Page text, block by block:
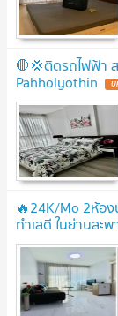
🛑💢ติดรถไฟฟ้า
Pahholyothin
🔥24K/Mo 2ห้อ
ทำเลดี ในย่านสะ
Mix